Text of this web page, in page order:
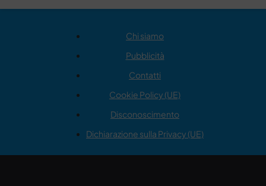
Chi siamo
Pubblicità
Contatti
Cookie Policy (UE)
Disconoscimento
Dichiarazione sulla Privacy (UE)